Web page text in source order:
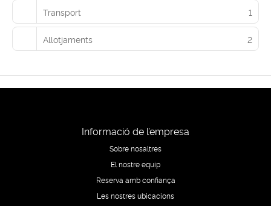
Transport 1
Allotjaments 2
Informació de l’empresa
Sobre nosaltres
El nostre equip
Reserva amb confiança
Les nostres ubicacions